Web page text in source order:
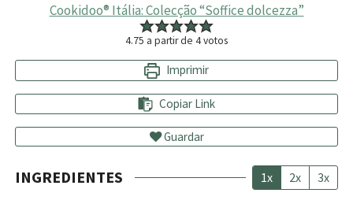
Cookidoo® Itália: Colecção “Soffice dolcezza”
4.75 a partir de 4votos
Imprimir
Copiar Link
Guardar
INGREDIENTES 1x 2x 3x